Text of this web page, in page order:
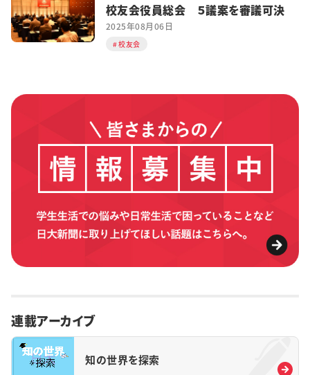
校友会役員総会 ５議案を審議可決
2025年08月06日
校友会
連載アーカイブ
知の世界を探索